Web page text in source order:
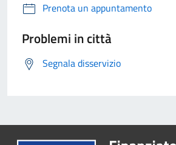
Prenota un appuntamento
Problemi in città
Segnala disservizio